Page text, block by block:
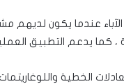
عندما يكون
كما يدعم التطبيق
الخطية